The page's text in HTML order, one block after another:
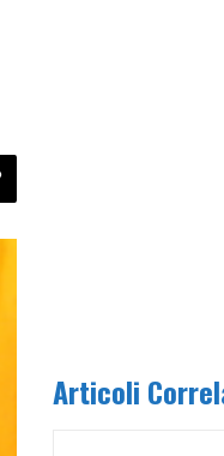
Articoli